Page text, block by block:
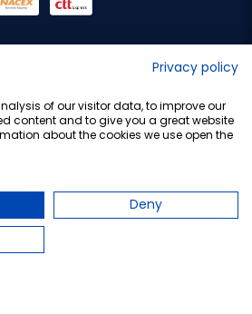
Privacy policy
of our visitor data, to improve our
content and to give you a great website
about the cookies we use open the
Deny